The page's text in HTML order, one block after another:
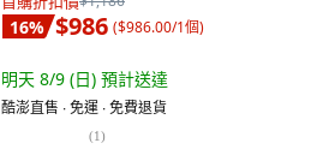
16% $986 ($986.00/1個)
明天 8/9 (日) 預計送達
酷澎直售 ∙ 免運 ∙ 免費退貨
(1)